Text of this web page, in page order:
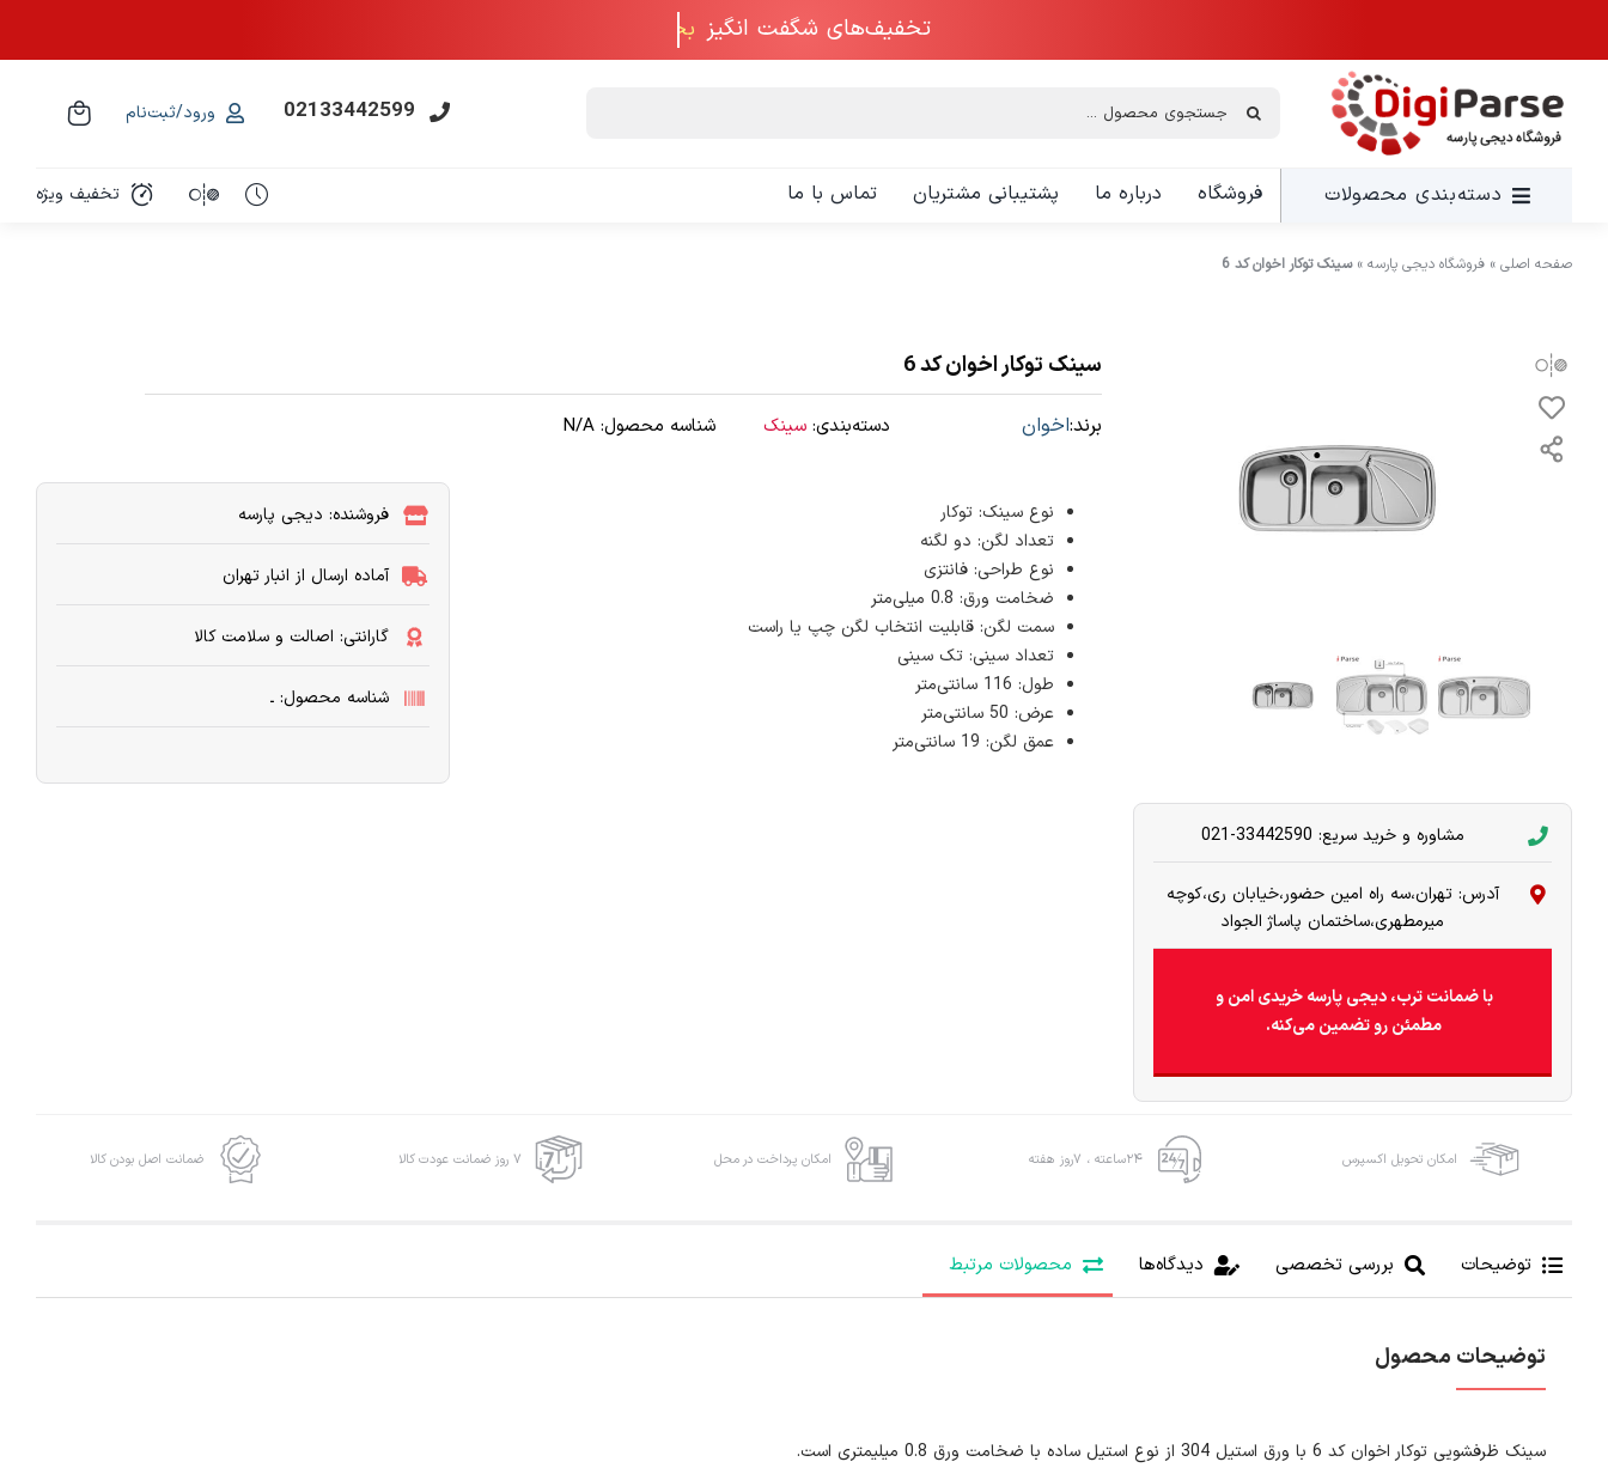
تخفیف‌های شگفت انگیز
جستجو
برای:
02133442599 ورود/ثبت‌نام
دسته‌بندی محصولات فروشگاه درباره ما پشتیبانی مشتریان تماس با ما تخفیف ویژه
صفحه اصلی » فروشگاه دیجی پارسه »سینک توکار اخوان کد 6
مشاوره و خرید سریع: 33442590-021
آدرس: تهران،سه راه امین حضور،خیابان ری،کوچه
میرمطهری،ساختمان پاساژ الجواد
با ضمانت ترب، دیجی پارسه خریدی امن و
مطمئن رو تضمین می‌کنه.
سینک توکار اخوان کد 6
برند:اخوان دسته‌بندی: سینک شناسه محصول: N/A
نوع سینک: توکار
تعداد لگن: دو لگنه
نوع طراحی: فانتزی
ضخامت ورق: 0.8 میلی‌متر
سمت لگن: قابلیت انتخاب لگن چپ یا راست
تعداد سینی: تک سینی
طول: 116 سانتی‌متر
عرض: 50 سانتی‌متر
عمق لگن: 19 سانتی‌متر
فروشنده: دیجی پارسه
آماده ارسال از انبار تهران
گارانتی: اصالت و سلامت کالا
شناسه محصول: ـ
امکان تحویل اکسپرس ۲۴ساعته ، ۷روز هفته امکان پرداخت در محل ۷ روز ضمانت عودت کالا ضمانت اصل بودن کالا
توضیحات بررسی تخصصی دیدگاه‌ها محصولات مرتبط
توضیحات محصول
سینک ظرفشویی توکار اخوان کد 6 با ورق استیل 304 از نوع استیل ساده با ضخامت ورق 0.8 میلیمتری است.